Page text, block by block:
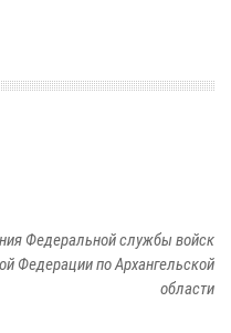
Федеральной службы войск
Федерации по Архангельской
области